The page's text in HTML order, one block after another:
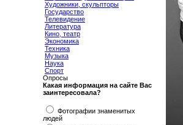
Художники, скульпторы
Государство
Телевидение
Литература
Кино, театр
Экономика
Техника
Музыка
Наука
Спорт
Опросы
Какая информация на сайте Вас
заинтересовала?
Фотографии знаменитых
людей